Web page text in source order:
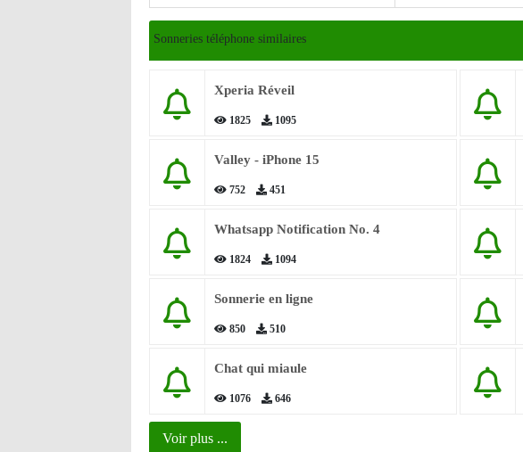
Sonneries téléphone similaires
Xperia Réveil
1825 1095
Valley - iPhone 15
752 451
Whatsapp Notification No. 4
1824 1094
Sonnerie en ligne
850 510
Chat qui miaule
1076 646
Voir plus ...